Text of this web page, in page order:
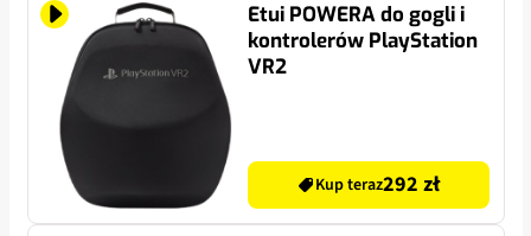
Etui POWERA do gogli i
kontrolerów PlayStation
VR2
Kup teraz292 zł